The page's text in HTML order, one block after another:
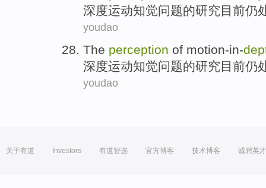
深度运动知觉问题的研究目前仍
youdao
The perception of motion-in-
深度运动知觉问题的研究目前仍
youdao
关于有道 Investors 有道智选 官方博客 技术博客 诚聘英才